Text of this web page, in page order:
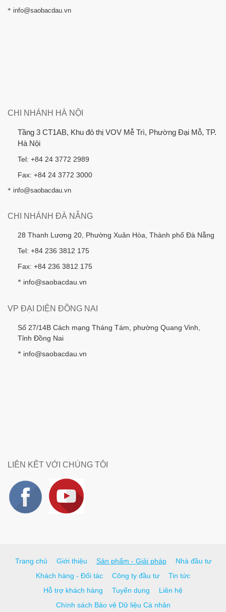
* info@saobacdau.vn
CHI NHÁNH HÀ NỘI
Tầng 3 CT1AB, Khu đô thị VOV Mễ Trì, Phường Đại Mỗ, TP.
Hà Nội
Tel: +84 24 3772 2989
Fax: +84 24 3772 3000
* info@saobacdau.vn
CHI NHÁNH ĐÀ NẴNG
28 Thanh Lương 20, Phường Xuân Hòa, Thành phố Đà Nẵng
Tel: +84 236 3812 175
Fax: +84 236 3812 175
* info@saobacdau.vn
VP ĐẠI DIỆN ĐỒNG NAI
Số 27/14B Cách mạng Tháng Tám, phường Quang Vinh,
Tỉnh Đồng Nai
* info@saobacdau.vn
LIÊN KẾT VỚI CHÚNG TÔI
Trang chủ Giới thiệu Sản phẩm - Giải pháp
Nhà đầu tư
Khách hàng - Đối tác
Công ty đầu tư
Tin tức
Hỗ trợ khách hàng
Tuyển dụng
Liên hệ
Chính sách Bảo vệ Dữ liệu Cá nhân